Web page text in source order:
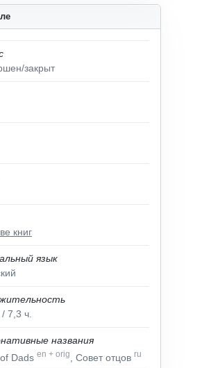
закрыт
книг
язык
/ 7,3 ч.
названия
Dads en + orig , Совет отцов ru